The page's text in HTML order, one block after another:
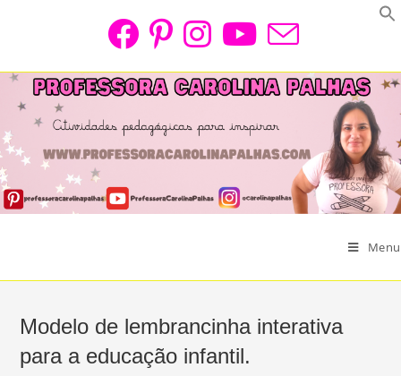
Menu
Modelo de lembrancinha interativa
para a educação infantil.